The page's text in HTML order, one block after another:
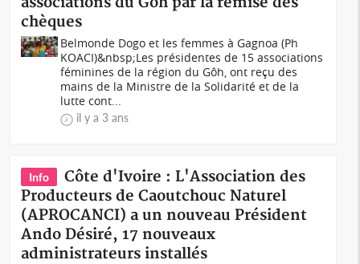
chèques
Belmonde Dogo et les femmes à Gagnoa (Ph
KOACI)&nbsp; Les présidentes de 15 associations
féminines de la région du Gôh, ont reçu des
mains de la Ministre de la Solidarité et de la
lutte cont...
il y a 3 ans
Info
Côte d'Ivoire : L'Association des
Producteurs de Caoutchouc Naturel
(APROCANCI) a un nouveau Président
Ando Désiré, 17 nouveaux
administrateurs installés